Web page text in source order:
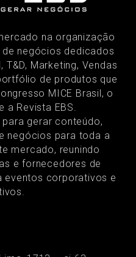
na organização
negócios dedicados
T&D, Marketing, Vendas
de produtos que
MICE Brasil, o
a Revista EBS.
gerar conteúdo,
negócios para toda a
mercado, reunindo
e fornecedores de
eventos corporativos e